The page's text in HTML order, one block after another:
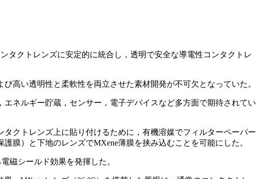
タクトレンズに安定的に統合し，透明で安全な導電性コンタクトレ
高い透明性と柔軟性を両立させた素材開発が不可欠となっていた。
ネルギー貯蔵，センサー，電子デバイスなど多方面で期待されてい
クトレンズ上に貼り付けるために，有機溶媒でフィルターペーパー
膜）と下地のレンズでMXene薄膜を挟み込むことを可能にした。
磁シールド効果を発揮した。